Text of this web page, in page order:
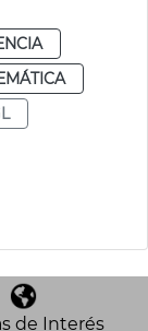
de Interés